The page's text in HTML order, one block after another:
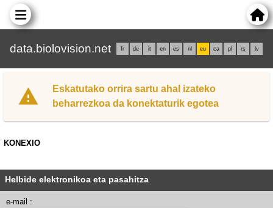
data.biolovision.net fr de it en es nl eu ca pl rs lv
Eskatutako orrira sartu ahal izateko
beharrezkoa da konektaturik egotea
KONEXIO
Helbide elektronikoa eta pasahitza
e-mail :